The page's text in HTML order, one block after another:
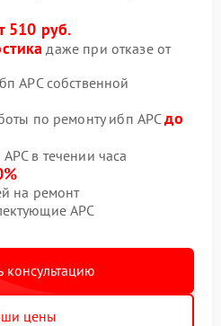
510 руб.
даже при отказе от
APC собственной
по ремонту ибп APCдо
в течении часа
на ремонт
APC
консультацию
цены